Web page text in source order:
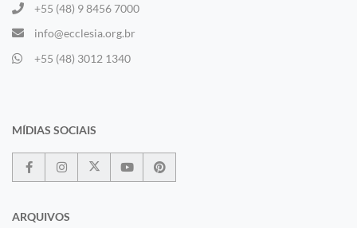
+55 (48) 9 8456 7000
info@ecclesia.org.br
+55 (48) 3012 1340
MÍDIAS SOCIAIS
ARQUIVOS